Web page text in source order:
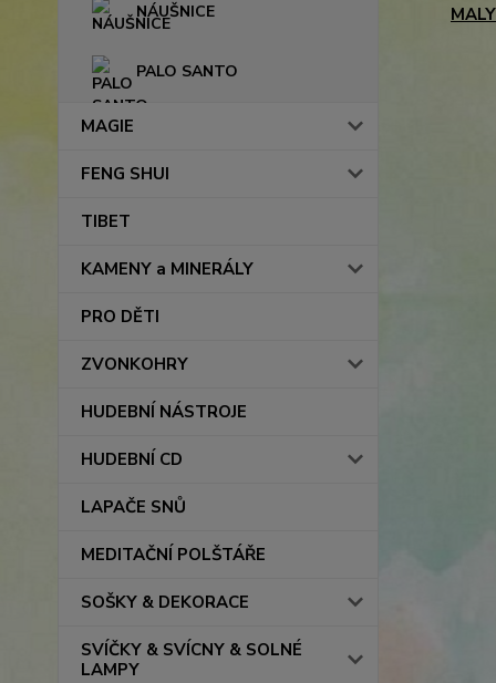
NÁUŠNICE
PALO SANTO
MAGIE
FENG SHUI
TIBET
KAMENY a MINERÁLY
PRO DĚTI
ZVONKOHRY
HUDEBNÍ NÁSTROJE
HUDEBNÍ CD
LAPAČE SNŮ
MEDITAČNÍ POLŠTÁŘE
SOŠKY & DEKORACE
SVÍČKY & SVÍCNY & SOLNÉ
LAMPY
MALY